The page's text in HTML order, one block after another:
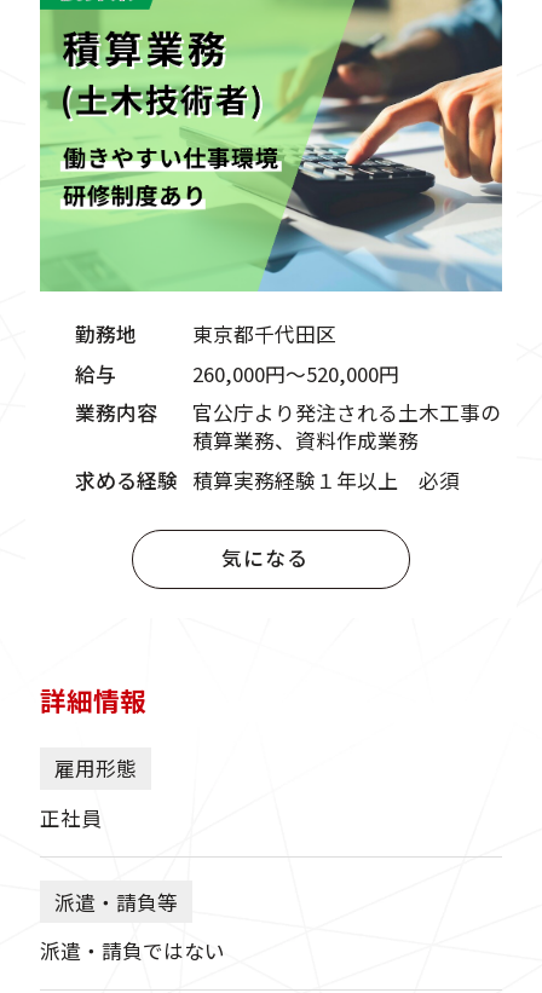
勤務地
東京都千代田区
給与
260,000円〜520,000円
業務内容
官公庁より発注される土木工事の
積算業務、資料作成業務
求める経験 積算実務経験１年以上 必須
気になる
詳細情報
雇用形態
正社員
派遣・請負等
派遣・請負ではない